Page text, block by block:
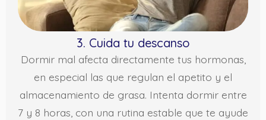
3. Cuida tu descanso
Dormir mal afecta directamente tus hormonas,
en especial las que regulan el apetito y el
almacenamiento de grasa. Intenta dormir entre
7 y 8 horas, con una rutina estable que te ayude